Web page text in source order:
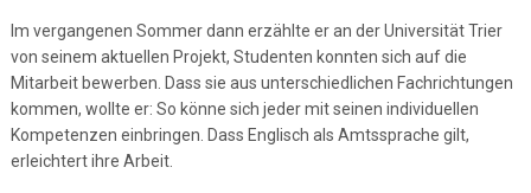
Im vergangenen Sommer dann erzählte er an der Universität Trier
von seinem aktuellen Projekt, Studenten konnten sich auf die
Mitarbeit bewerben. Dass sie aus unterschiedlichen Fachrichtungen
kommen, wollte er: So könne sich jeder mit seinen individuellen
Kompetenzen einbringen. Dass Englisch als Amtssprache gilt,
erleichtert ihre Arbeit.